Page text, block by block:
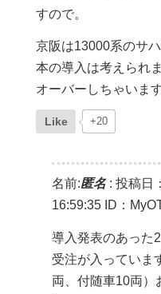
すので。
京阪は13000系のサ
本の導入は考えられ
オーバーしちゃいます
Like +20
名前:匿名: 投稿日
16:59:35 ID：
導入発表のあった
受注が入っていま
両、付随車10両）